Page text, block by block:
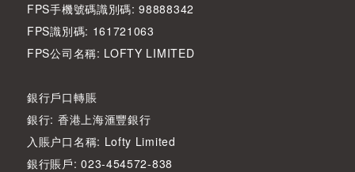
FPS手機號碼識別碼: 98888342
FPS識別碼: 161721063
FPS公司名稱: LOFTY LIMITED
銀行戶口轉賬
銀行: 香港上海滙豐銀行
入賬户口名稱: Lofty Limited
銀行賬戶: 023-454572-838